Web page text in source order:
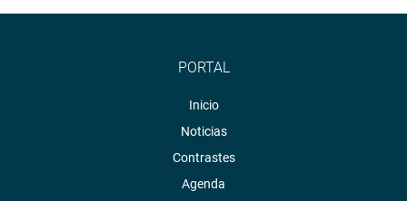
PORTAL
Inicio
Noticias
Contrastes
Agenda